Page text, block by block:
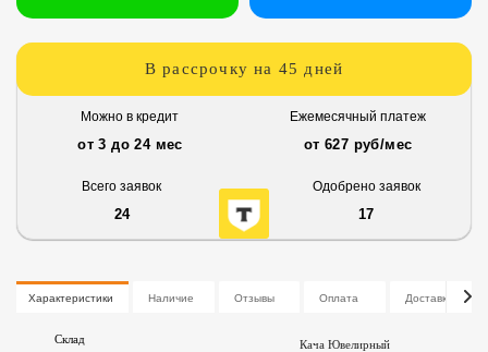
В рассрочку на 45 дней
Можно в кредит
от 3 до 24 мес
Ежемесячный платеж
от 627 руб/мес
Всего заявок
24
Одобрено заявок
17
Характеристики Наличие Отзывы Оплата Доставка
Склад Кача Ювелирный